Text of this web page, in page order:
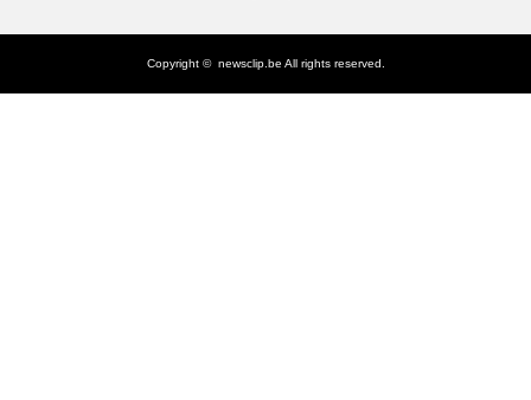
Copyright © newsclip.be All rights reserved.